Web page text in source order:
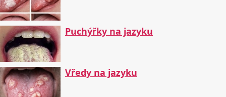
Puchýřky na jazyku
Vředy na jazyku